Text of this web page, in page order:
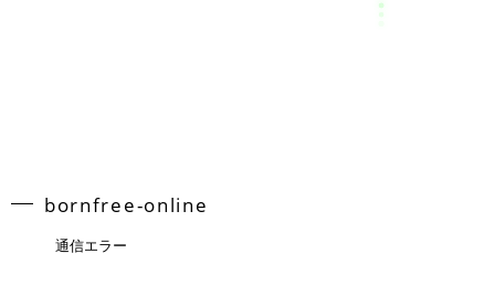
bornfree-online
通信エラー